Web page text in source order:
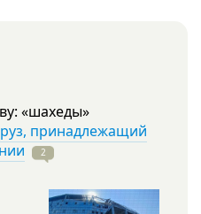
«шахеды»
принадлежащий
2